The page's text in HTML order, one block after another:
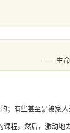
――生命
；有些甚至是被家人
程，然后，激动地